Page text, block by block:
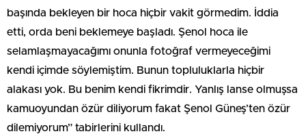
başında bekleyen bir hoca hiçbir vakit görmedim. İddia
etti, orda beni beklemeye başladı. Şenol hoca ile
selamlaşmayacağımı onunla fotoğraf vermeyeceğimi
kendi içimde söylemiştim. Bunun topluluklarla hiçbir
alakası yok. Bu benim kendi fikrimdir. Yanlış lanse olmuşsa
kamuoyundan özür diliyorum fakat Şenol Güneş’ten özür
dilemiyorum” tabirlerini kullandı.